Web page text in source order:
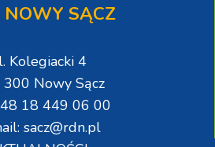
NOWY SĄCZ
Kolegiacki 4
Nowy Sącz
18 449 06 00
sacz@rdn.pl